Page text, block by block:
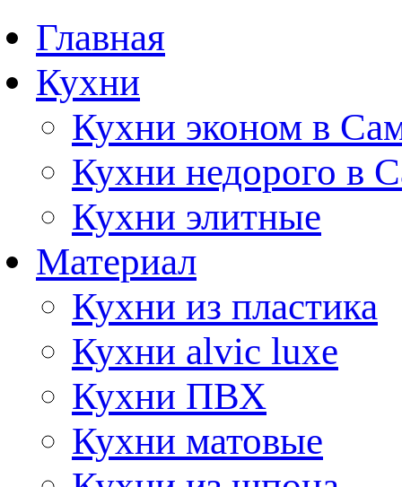
Главная
Кухни
Кухни эконом в
Кухни недорого в
Кухни элитные
Материал
Кухни из пластика
Кухни alvic luxe
Кухни ПВХ
Кухни матовые